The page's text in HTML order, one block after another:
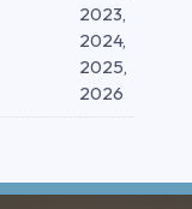
2023,
2024,
2025,
2026